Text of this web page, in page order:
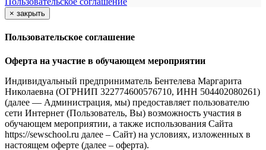
× закрыть
Пользовательское соглашение
Оферта на участие в обучающем мероприятии
Индивидуальный предприниматель Бентелева Маргарита
Николаевна (ОГРНИП 322774600576710, ИНН 504402080261)
(далее — Администрация, мы) предоставляет пользователю
сети Интернет (Пользователь, Вы) возможность участия в
обучающем мероприятии, а также использования Сайта
https://sewschool.ru далее – Сайт) на условиях, изложенных в
настоящем оферте (далее – оферта).